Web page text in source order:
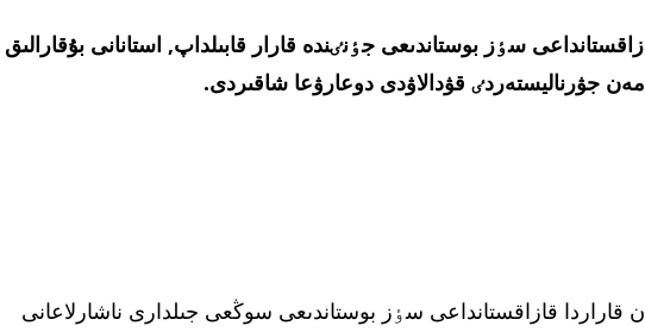
سٶز بوستاندىعى جٶنٸندە قارار قابىلداپ, استانانى بۇقارالىق
جۋرناليستەردٸ قۋدالاۋدى دوعارۋعا شاقىردى.
قاراردا قازاقستانداعى سٶز بوستاندىعى سوڭعى جىلدارى ناشارلاعانى